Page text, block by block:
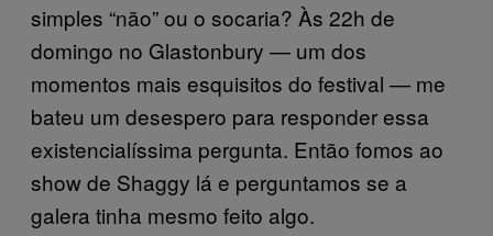
simples “não” ou o socaria? Às 22h de
domingo no Glastonbury — um dos
momentos mais esquisitos do festival — me
bateu um desespero para responder essa
existencialíssima pergunta. Então fomos ao
show de Shaggy lá e perguntamos se a
galera tinha mesmo feito algo.